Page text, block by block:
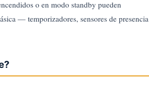
o en modo standby pueden
— temporizadores, sensores de presencia